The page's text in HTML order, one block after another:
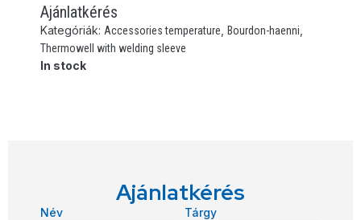
Ajánlatkérés
Kategóriák: Accessories temperature Bourdon-haenni
Thermowell with welding sleeve
In stock
Ajánlatkérés
Név Tárgy